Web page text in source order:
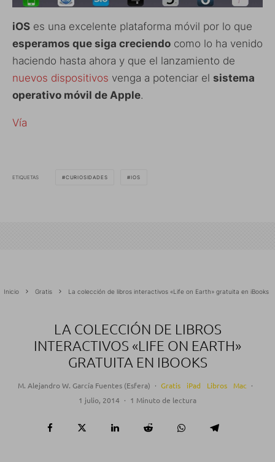
iOS es una excelente plataforma móvil por lo que
esperamos que siga creciendo como lo ha venido
haciendo hasta ahora y que el lanzamiento de
nuevos dispositivos venga a potenciar el sistema
operativo móvil de Apple.
Vía
ETIQUETAS CURIOSIDADES IOS
Inicio Gratis La colección de libros interactivos «Life on Earth» gratuita en iBooks
LA COLECCIÓN DE LIBROS
INTERACTIVOS «LIFE ON EARTH»
GRATUITA EN IBOOKS
M. Alejandro W. García Fuentes (Esfera) · Gratis iPad Libros Mac ·
1 julio, 2014 · 1 Minuto de lectura